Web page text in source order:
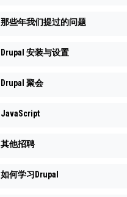
那些年我们提过的问题
Drupal 安装与设置
Drupal 聚会
JavaScript
其他招聘
如何学习Drupal